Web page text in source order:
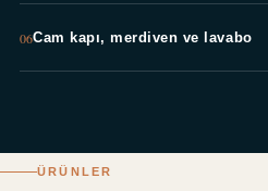
06Cam kapı, merdiven ve lavabo
ÜRÜNLER